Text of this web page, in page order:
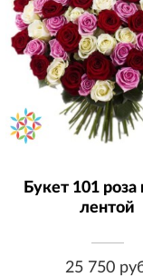
Состав: Роза 70 см
Лента
Букет 101 роза
лентой
25 750